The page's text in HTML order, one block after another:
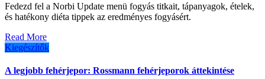
Fedezd fel a Norbi Update menü fogyás titkait, tápanyagok, ételek,
és hatékony diéta tippek az eredményes fogyásért.
Read More
Kiegészítők
A legjobb fehérjepor: Rossmann fehérjeporok áttekintése